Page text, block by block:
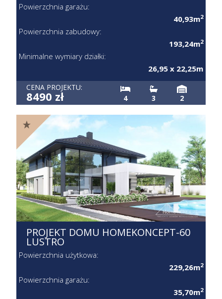
Powierzchnia garażu:
40,93m2
Powierzchnia zabudowy:
193,24m2
Minimalne wymiary działki:
26,95 x 22,25m
CENA PROJEKTU:
8490 zł 4 3 2
PROJEKT DOMU HOMEKONCEPT-60
LUSTRO
Powierzchnia użytkowa:
229,26m2
Powierzchnia garażu:
35,70m2